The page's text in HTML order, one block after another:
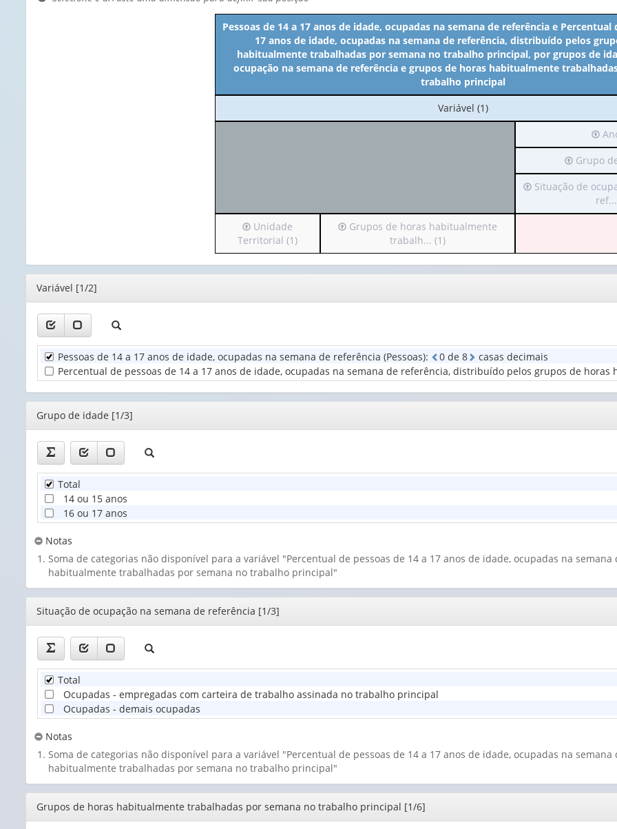
Pessoas de 14 a 17 anos de idade, ocupadas na semana de referência e Percentual
17 anos de idade, ocupadas na semana de referência, distribuído pelos
habitualmente trabalhadas por semana no trabalho principal, por grupos de
ocupação na semana de referência e grupos de horas habitualmente
trabalho principal
No
cabeçalho:
Variável (1)
Irá
para
o
1
Ano
(1)
Irá
para
o
cabeçalho
(possui
valor):
Grupo
Irá
o
apenas
1
na
de
ref...
Situação de
Irá
para
o
cabeçalho
Unidade
Territorial
(1)
Unidade
Territorial (1)
Irá
o
cabeçalho
Grupos
de
horas
habitualmente
trabalh...
Grupos de horas habitualmente
trabalh... (1)
Editor
Variável [1/2]
Pessoas de 14 a 17 anos de idade, ocupadas na semana de referência (Pessoas): 0 de 8
casas decimais
Percentual de pessoas de 14 a 17 anos de idade, ocupadas na semana de referência, distribuído pelos grupos de
Editor
Grupo de idade [1/3]
Total
14 ou 15 anos
16 ou 17 anos
Notas
Soma de categorias não disponível para a variável "Percentual de pessoas de 14 a 17 anos de idade, ocupadas na
habitualmente trabalhadas por semana no trabalho principal"
Editor
Situação de ocupação na semana de referência [1/3]
Total
Ocupadas - empregadas com carteira de trabalho assinada no trabalho principal
Ocupadas - demais ocupadas
Notas
Soma de categorias não disponível para a variável "Percentual de pessoas de 14 a 17 anos de idade, ocupadas na
habitualmente trabalhadas por semana no trabalho principal"
Editor
Grupos de horas habitualmente trabalhadas por semana no trabalho principal [1/6]